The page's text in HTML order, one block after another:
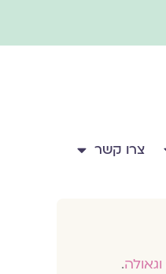
צרו קשר
.